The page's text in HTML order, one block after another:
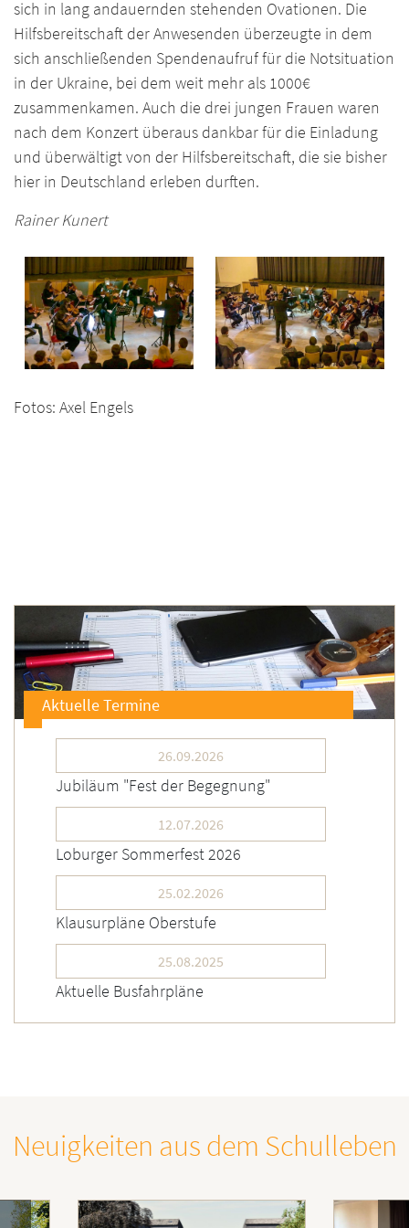
sich in lang andauernden stehenden Ovationen. Die
Hilfsbereitschaft der Anwesenden überzeugte in dem
sich anschließenden Spendenaufruf für die Notsituation
in der Ukraine, bei dem weit mehr als 1000€
zusammenkamen. Auch die drei jungen Frauen waren
nach dem Konzert überaus dankbar für die Einladung
und überwältigt von der Hilfsbereitschaft, die sie bisher
hier in Deutschland erleben durften.
Rainer Kunert
Fotos: Axel Engels
Aktuelle Termine
26.09.2026
Jubiläum "Fest der Begegnung"
12.07.2026
Loburger Sommerfest 2026
25.02.2026
Klausurpläne Oberstufe
25.08.2025
Aktuelle Busfahrpläne
Neuigkeiten aus dem Schulleben